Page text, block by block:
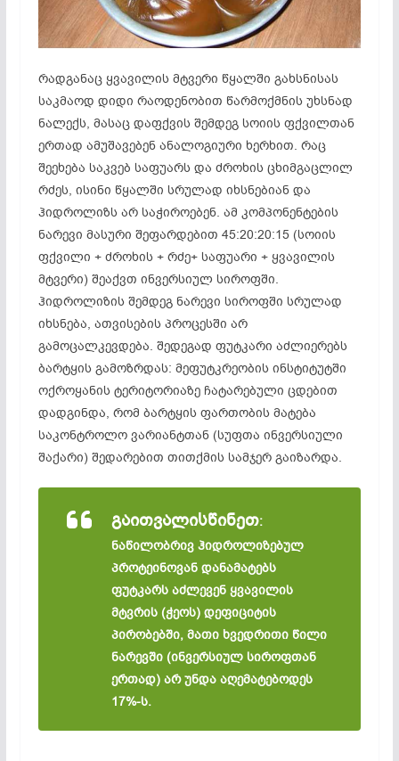
რადგანაც ყვავილის მტვერი წყალში გახსნისას
საკმაოდ დიდი რაოდენობით წარმოქმნის უხსნად
ნალექს, მასაც დაფქვის შემდეგ სოიის ფქვილთან
ერთად ამუშავებენ ანალოგიური ხერხით. რაც
შეეხება საკვებ საფუარს და ძროხის ცხიმგაცლილ
რძეს, ისინი წყალში სრულად იხსნებიან და
ჰიდროლიზს არ საჭიროებენ. ამ კომპონენტების
ნარევი მასური შეფარდებით 45:20:20:15 (სოიის
ფქვილი + ძროხის + რძე+ საფუარი + ყვავილის
მტვერი) შეაქვთ ინვერსიულ სიროფში.
ჰიდროლიზის შემდეგ ნარევი სიროფში სრულად
იხსნება, ათვისების პროცესში არ
გამოცალკევდება. შედეგად ფუტკარი აძლიერებს
ბარტყის გამოზრდას: მეფუტკრეობის ინსტიტუტში
ოქროყანის ტერიტორიაზე ჩატარებული ცდებით
დადგინდა, რომ ბარტყის ფართობის მატება
საკონტროლო ვარიანტთან (სუფთა ინვერსიული
შაქარი) შედარებით თითქმის სამჯერ გაიზარდა.
გაითვალისწინეთ:
ნაწილობრივ ჰიდროლიზებულ
პროტეინოვან დანამატებს
ფუტკარს აძლევენ ყვავილის
მტვრის (ჭეოს) დეფიციტის
პირობებში, მათი ხვედრითი წილი
ნარევში (ინვერსიულ სიროფთან
ერთად) არ უნდა აღემატებოდეს
17%-ს.